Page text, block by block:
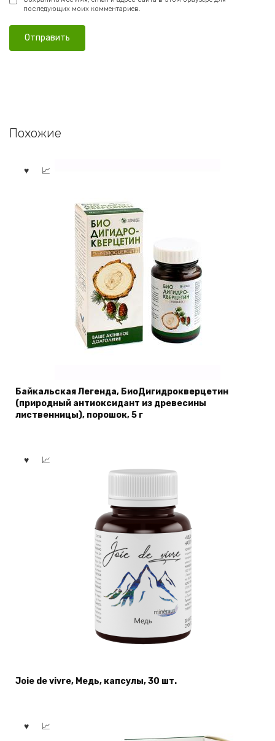
последующих моих комментариев.
Похожие
Байкальская Легенда, БиоДигидрокверцетин
(природный антиоксидант из древесины
лиственницы), порошок, 5 г
Joie de vivre, Медь, капсулы, 30 шт.